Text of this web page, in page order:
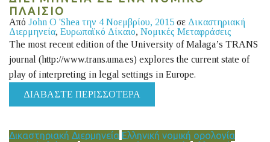
ΠΛΑΙΣΙΟ
Από John O 'Shea την 4 Νοεμβρίου, 2015 σε Δικαστηριακή
Διερμηνεία, Ευρωπαϊκό Δίκαιο, Νομικές Μεταφράσεις
The most recent edition of the University of Malaga’s TRANS
journal (http://www.trans.uma.es) explores the current state of
play of interpreting in legal settings in Europe.
ΔΙΑΒΆΣΤΕ ΠΕΡΙΣΣΌΤΕΡΑ
Δικαστηριακή Διερμηνεία Ελληνική νομική ορολογία